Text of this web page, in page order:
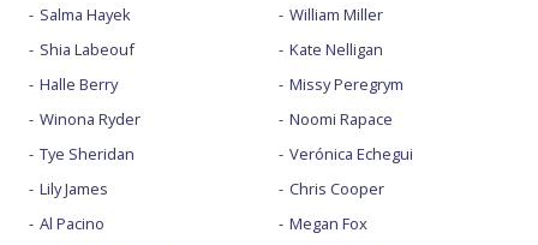
Salma Hayek
Shia Labeouf
Halle Berry
Winona Ryder
Tye Sheridan
Lily James
Al Pacino
William Miller
Kate Nelligan
Missy Peregrym
Noomi Rapace
Verónica Echegui
Chris Cooper
Megan Fox